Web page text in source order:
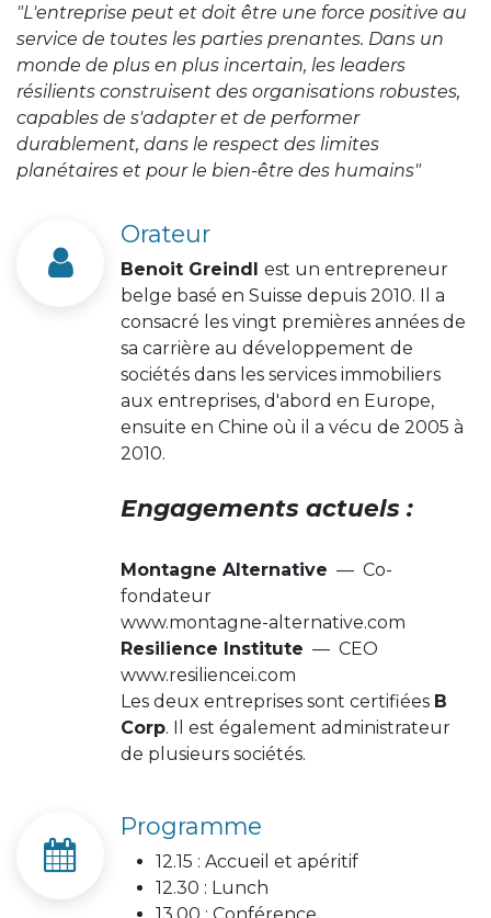
"L'entreprise peut et doit être une force positive au
service de toutes les parties prenantes. Dans un
monde de plus en plus incertain, les leaders
résilients construisent des organisations robustes,
capables de s'adapter et de performer
durablement, dans le respect des limites
planétaires et pour le bien-être des humains"
Orateur
​Benoit Greindl est un entrepreneur
belge basé en Suisse depuis 2010. Il a
consacré les vingt premières années de
sa carrière au développement de
sociétés dans les services immobiliers
aux entreprises, d'abord en Europe,
ensuite en Chine où il a vécu de 2005 à
2010.
Engagements actuels :
Montagne Alternative — Co-
fondateur
www.montagne-alternative.com
Resilience Institute — CEO
www.resiliencei.com
Les deux entreprises sont certifiées B
Corp. Il est également administrateur
de plusieurs sociétés.
Programme
12.15 : Accueil et apéritif
12.30 : Lunch